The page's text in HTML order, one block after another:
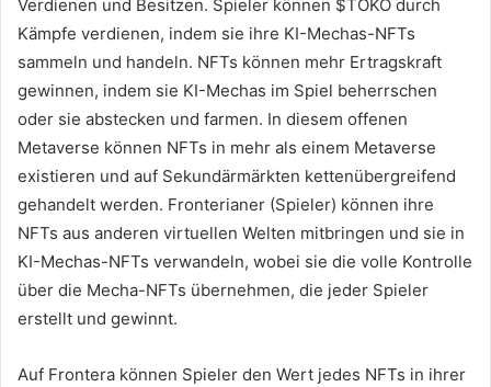
Verdienen und Besitzen. Spieler können $TOKO durch
Kämpfe verdienen, indem sie ihre KI-Mechas-NFTs
sammeln und handeln. NFTs können mehr Ertragskraft
gewinnen, indem sie KI-Mechas im Spiel beherrschen
oder sie abstecken und farmen. In diesem offenen
Metaverse können NFTs in mehr als einem Metaverse
existieren und auf Sekundärmärkten kettenübergreifend
gehandelt werden. Fronterianer (Spieler) können ihre
NFTs aus anderen virtuellen Welten mitbringen und sie in
KI-Mechas-NFTs verwandeln, wobei sie die volle Kontrolle
über die Mecha-NFTs übernehmen, die jeder Spieler
erstellt und gewinnt.
Auf Frontera können Spieler den Wert jedes NFTs in ihrer